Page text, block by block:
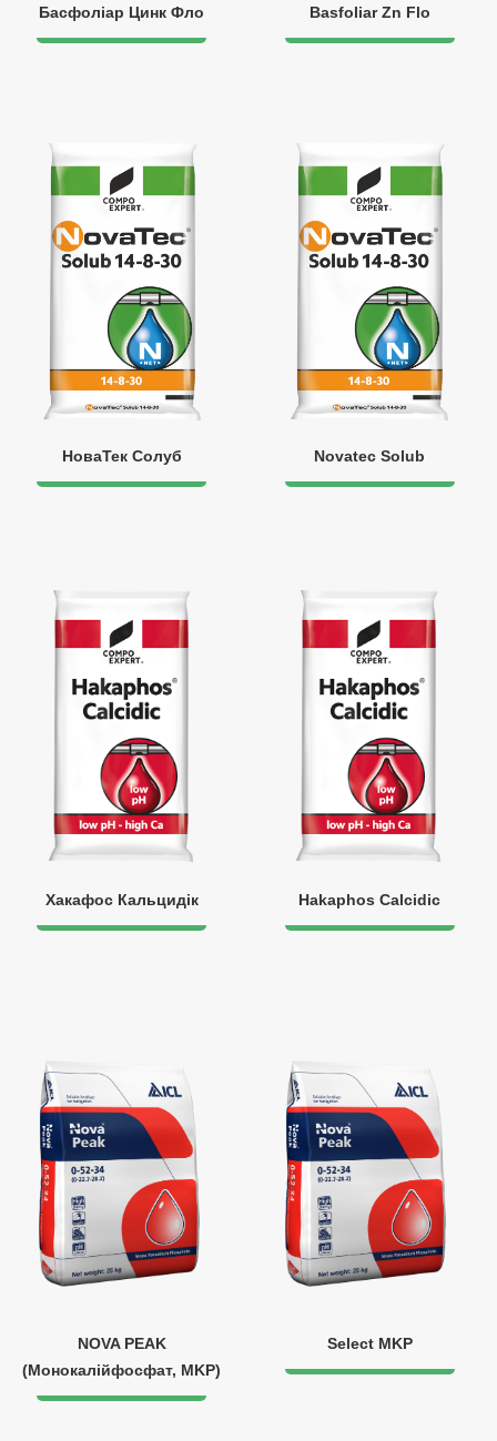
Басфоліар Цинк Фло Basfoliar Zn Flo
НоваТек Солуб Novatec Solub
Хакафос Кальцидік Hakaphos Calcidic
NOVA PEAK
(Монокалійфосфат, MKP)
Select MKP